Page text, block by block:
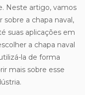
Neste artigo, vamos
sobre a chapa naval,
suas aplicações em
a chapa naval
la de forma
mais sobre esse